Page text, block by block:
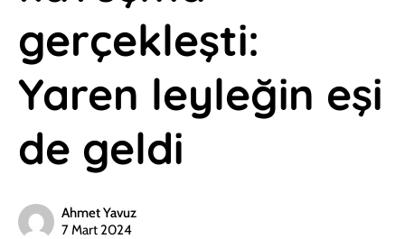
gerçekleşti:
Yaren leyleğin eşi
de geldi
Ahmet Yavuz
7 Mart 2024